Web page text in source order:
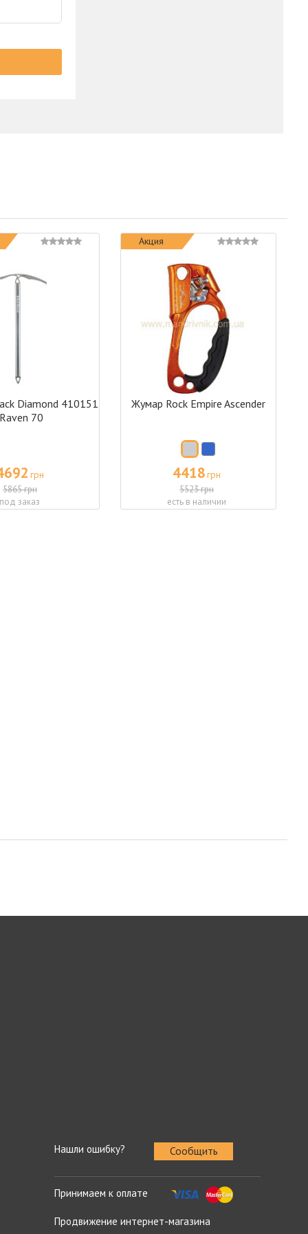
Diamond 410151
Raven 70
грн
5865 грн
под заказ
Акция
Жумар Rock Empire Ascender
4418грн
5523 грн
есть в наличии
Нашли ошибку? Сообщить
Принимаем к оплате
Продвижение интернет-магазина